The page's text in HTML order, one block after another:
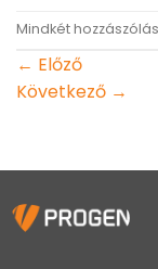
Mindkét
← Előző
Következő →